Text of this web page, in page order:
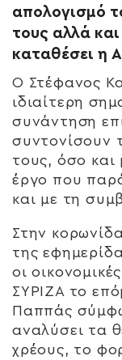
απολογισμό
τους αλλά
καταθέσει η
Ο Στέφανος
ιδιαίτερη
συνάντηση
συντονίσουν
τους, όσο και
έργο που
και με τη
Στην
της
οι
ΣΥΡΙΖΑ το
Παππάς
αναλύσει τα
χρέους, το